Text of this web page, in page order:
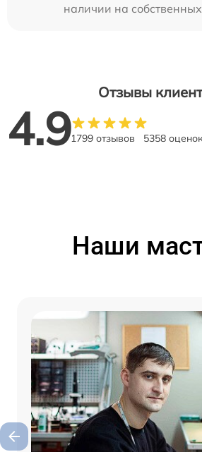
наличии на
Отзывы
4.91799 отзывов 5358
Наши